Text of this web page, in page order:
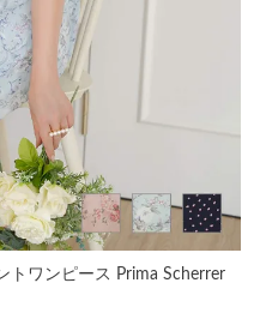
トワンピース Prima Scherrer